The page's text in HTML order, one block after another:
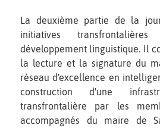
La deuxième partie de la
initiatives
développement linguistique. Il
la lecture et la signature du
réseau d'excellence en
construction d'une
transfrontalière par les
accompagnés du maire de